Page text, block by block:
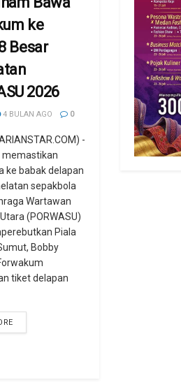
ke
Besar
2026
4 BULAN AGO 0
-
memastikan
ke babak delapan
sepakbola
Wartawan
(PORWASU)
Piala
Bobby
tiket delapan